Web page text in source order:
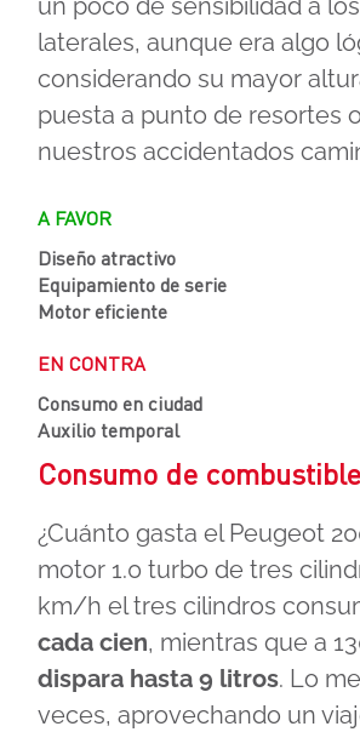
un poco de sensibilidad a
laterales, aunque era algo
considerando su mayor
puesta a punto de resortes
nuestros accidentados
A FAVOR
Diseño atractivo
Equipamiento de serie
Motor eficiente
EN CONTRA
Consumo en ciudad
Auxilio temporal
Consumo de combustible
¿Cuánto gasta el Peugeot
motor 1.0 turbo de tres
km/h el tres cilindros
cada cien, mientras que a
dispara hasta 9 litros. Lo
veces, aprovechando un